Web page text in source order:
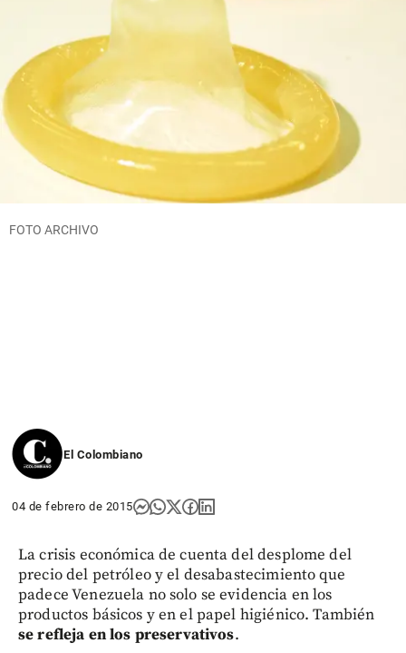
FOTO ARCHIVO
El Colombiano
04 de febrero de 2015
La crisis económica de cuenta del desplome del
precio del petróleo y el desabastecimiento que
padece Venezuela no solo se evidencia en los
productos básicos y en el papel higiénico. También
se refleja en los preservativos.